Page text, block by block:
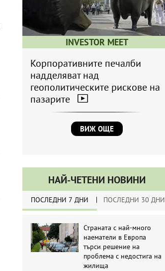
INVESTOR MEET
Корпоративните печалби
надделяват над
геополитическите рискове на
пазарите
ВИЖ ОЩЕ
НАЙ-ЧЕТЕНИ НОВИНИ
ПОСЛЕДНИ 7 ДНИ ПОСЛЕДНИ 30 ДНИ
Страната с най-много
наематели в Европа
търси решение на
проблема с недостига на
жилища